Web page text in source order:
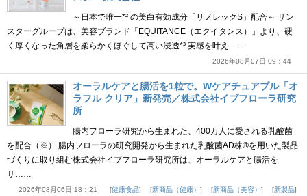
～日本で唯一*² の美白有効成分「リノレックS」配合～ サン
スターグループは、美容ブランド「EQUITANCE（エクイタンス）」より、硬
く厚くなった角層を柔らかくほぐして高い浸透*³ 実感を叶え……
2026年08月07日 09：44
オーラルケアと腸活を1粒で。Wケアチュアブル「オ
ラフル クリア」新発売／株式会社イブフローラ研究
所
腸内フローラ研究から生まれた、400万人に愛される乳酸菌
を配合（※） 腸内フローラの研究開発から生まれた乳酸菌AD株®を用いた製品
づくりに取り組む株式会社イブフローラ研究所は、オーラルケアと腸活を
サ……
2026年08月06日 18：21 健康食品 新商品（健康） 新商品（美容） 新製品